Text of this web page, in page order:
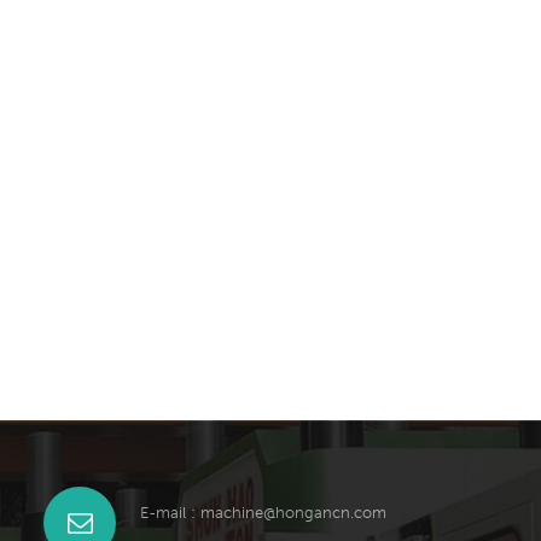
E-mail : machine@hongancn.com